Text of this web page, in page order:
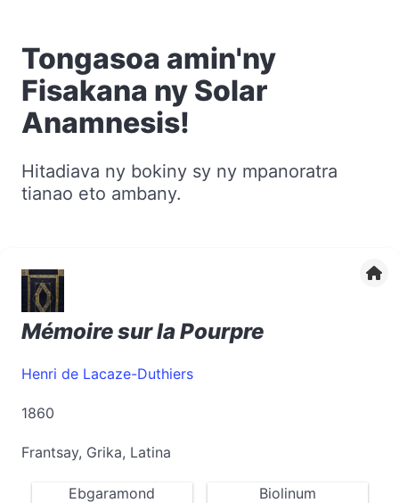
Tongasoa amin'ny
Fisakana ny Solar
Anamnesis!
Hitadiava ny bokiny sy ny mpanoratra
tianao eto ambany.
Mémoire sur la Pourpre
Henri de Lacaze-Duthiers
1860
Frantsay, Grika, Latina
Ebgaramond Biolinum